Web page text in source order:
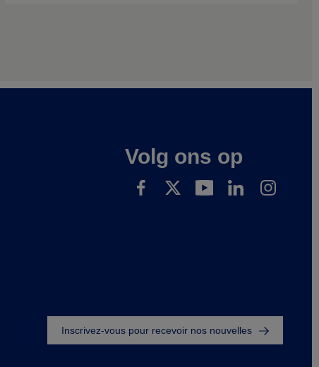
Volg ons op
Footer
Inscrivez-vous pour recevoir nos nouvelles